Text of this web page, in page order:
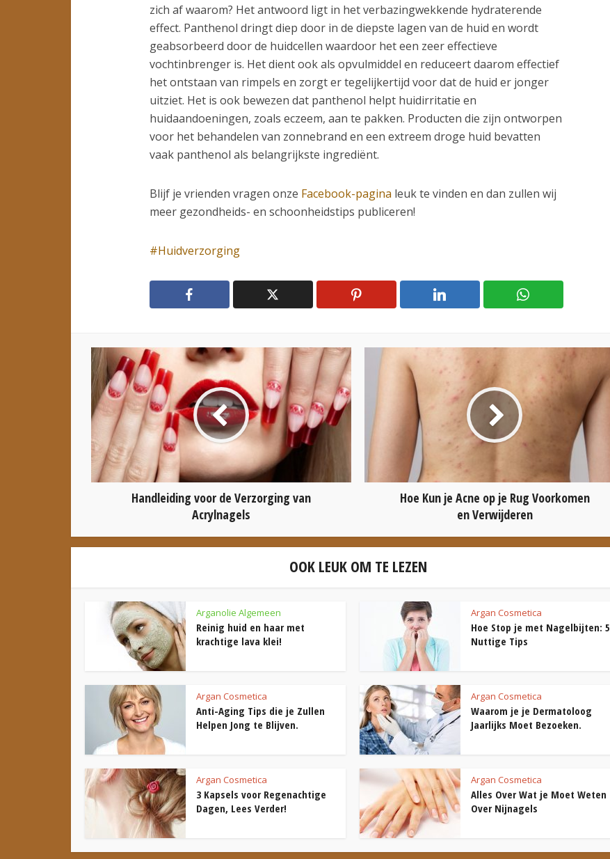
zich af waarom? Het antwoord ligt in het verbazingwekkende hydraterende
effect. Panthenol dringt diep door in de diepste lagen van de huid en wordt
geabsorbeerd door de huidcellen waardoor het een zeer effectieve
vochtinbrenger is. Het dient ook als opvulmiddel en reduceert daarom effectief
het ontstaan ​​van rimpels en zorgt er tegelijkertijd voor dat de huid er jonger
uitziet. Het is ook bewezen dat panthenol helpt huidirritatie en
huidaandoeningen, zoals eczeem, aan te pakken. Producten die zijn ontworpen
voor het behandelen van zonnebrand en een extreem droge huid bevatten
vaak panthenol als belangrijkste ingrediënt.
Blijf je vrienden vragen onze Facebook-pagina leuk te vinden en dan zullen wij
meer gezondheids- en schoonheidstips publiceren!
Huidverzorging
Handleiding voor de Verzorging van
Acrylnagels
Hoe Kun je Acne op je Rug Voorkomen
en Verwijderen
OOK LEUK OM TE LEZEN
Arganolie Algemeen
Reinig huid en haar met
krachtige lava klei!
Argan Cosmetica
Hoe Stop je met Nagelbijten: 5
Nuttige Tips
Argan Cosmetica
Anti-Aging Tips die je Zullen
Helpen Jong te Blijven.
Argan Cosmetica
Waarom je je Dermatoloog
Jaarlijks Moet Bezoeken.
Argan Cosmetica
3 Kapsels voor Regenachtige
Dagen, Lees Verder!
Argan Cosmetica
Alles Over Wat je Moet Weten
Over Nijnagels